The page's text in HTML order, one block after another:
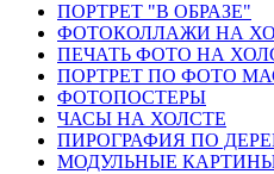
ПОРТРЕТ "В ОБРАЗЕ"
ФОТОКОЛЛАЖИ НА
ПЕЧАТЬ ФОТО НА
ПОРТРЕТ ПО ФОТО
ФОТОПОСТЕРЫ
ЧАСЫ НА ХОЛСТЕ
ПИРОГРАФИЯ ПО
МОДУЛЬНЫЕ